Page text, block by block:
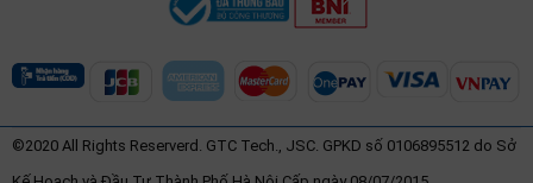
©2020 All Rights Reserverd. GTC Tech., JSC. GPKD số 0106895512 do Sở